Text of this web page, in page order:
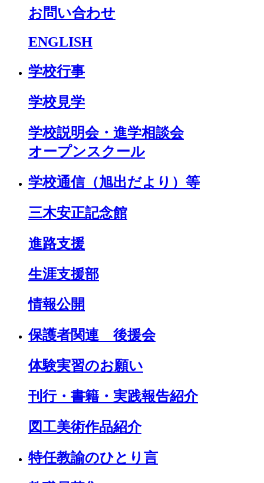
お問い合わせ
ENGLISH
学校行事
学校見学
学校説明会・進学相談会
オープンスクール
学校通信（旭出だより）等
三木安正記念館
進路支援
生涯支援部
情報公開
保護者関連 後援会
体験実習のお願い
刊行・書籍・実践報告紹介
図工美術作品紹介
特任教諭のひとり言